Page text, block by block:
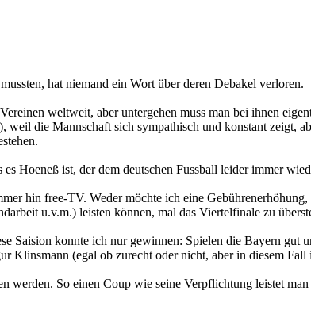
hat niemand ein Wort über deren Debakel verloren.
weltweit, aber untergehen muss man bei ihnen
die Mannschaft sich sympathisch und konstant zeigt,
ist, der dem deutschen Fussball leider immer
hin free-TV. Weder möchte ich eine
u.v.m.) leisten können, mal das Viertelfinale zu
Saision konnte ich nur gewinnen: Spielen die Bayern gut
Klinsmann (egal ob zurecht oder nicht, aber in diesem
werden. So einen Coup wie seine Verpflichtung leistet